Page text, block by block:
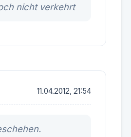
nicht verkehrt
11.04.2012, 21:54